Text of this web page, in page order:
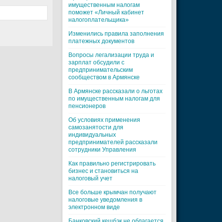
имущественным налогам
поможет «Личный кабинет
налогоплательщика»
Изменились правила заполнения
платежных документов
Вопросы легализации труда и
зарплат обсудили с
предпринимательским
сообществом в Армянске
В Армянске рассказали о льготах
по имущественным налогам для
пенсионеров
Об условиях применения
самозанятости для
индивидуальных
предпринимателей рассказали
сотрудники Управления
Как правильно регистрировать
бизнес и становиться на
налоговый учет
Все больше крымчан получают
налоговые уведомления в
электронном виде